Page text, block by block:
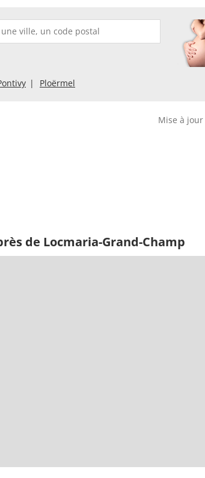
Ploërmel
Mise à
de Locmaria-Grand-Champ